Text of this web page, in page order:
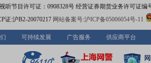
听节目许可证：0908328号 经营证券期货业务许可证编
证:沪B2-20070217 网站备案号:沪ICP备05006054号-11
可持续发展 广告服务 供应商平台